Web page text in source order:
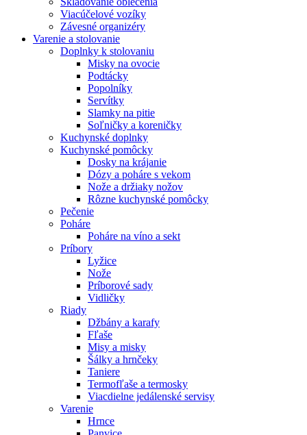
Viacúčelové vozíky
Závesné organizéry
Varenie a stolovanie
Doplnky k stolovaniu
Misky na ovocie
Podtácky
Popolníky
Servítky
Slamky na pitie
Soľničky a koreničky
Kuchynské doplnky
Kuchynské pomôcky
Dosky na krájanie
Dózy a poháre s vekom
Nože a držiaky nožov
Rôzne kuchynské pomôcky
Pečenie
Poháre
Poháre na víno a sekt
Príbory
Lyžice
Nože
Príborové sady
Vidličky
Riady
Džbány a karafy
Fľaše
Misy a misky
Šálky a hrnčeky
Taniere
Termofľaše a termosky
Viacdielne jedálenské servisy
Varenie
Hrnce